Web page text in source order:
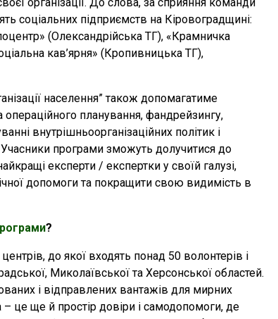
соціальних підприємств на Кіровоградщині:
(Олександрійська ТГ), «Крамничка
кав’ярня» (Кропивницька ТГ),
населення” також допомагатиме
операційного планування, фандрейзингу,
внутрішньоорганізаційних політик і
Учасники програми зможуть долучитися до
експерти / експертки у своїй галузі,
допомоги та покращити свою видимість в
?
до якої входять понад 50 волонтерів і
Миколаївської та Херсонської областей.
і відправлених вантажів для мирних
це ще й простір довіри і самодопомоги, де